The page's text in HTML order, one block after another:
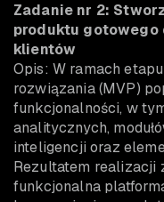
Zadanie nr 2:
produktu gotowego
klientów
Opis: W ramach
rozwiązania (MVP)
funkcjonalności, w
analitycznych,
inteligencji oraz
Rezultatem realizacji
funkcjonalna